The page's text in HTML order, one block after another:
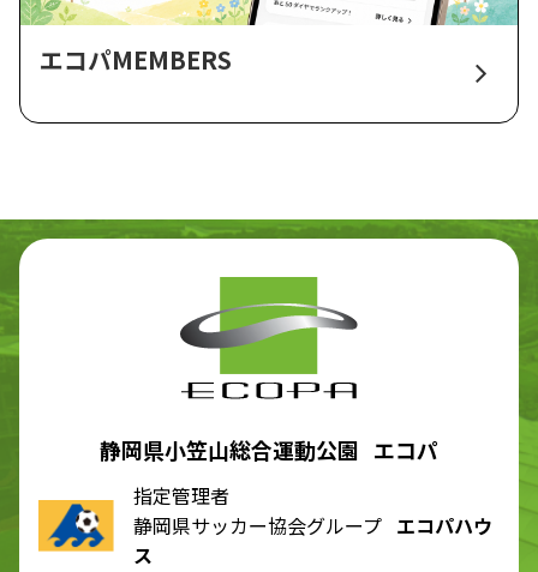
エコパMEMBERS
静岡県小笠山総合運動公園 エコパ
指定管理者
静岡県サッカー協会グループ エコパハウ
ス